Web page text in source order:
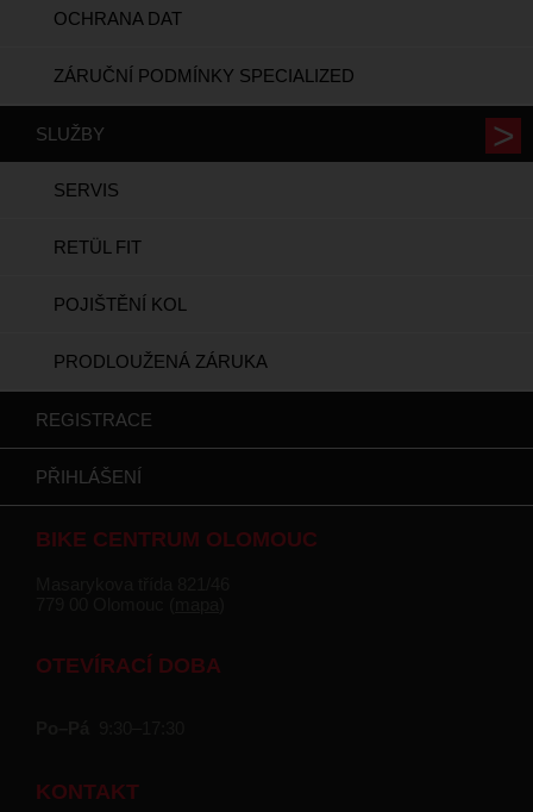
OCHRANA DAT
ZÁRUČNÍ PODMÍNKY SPECIALIZED
SLUŽBY
SERVIS
RETÜL FIT
POJIŠTĚNÍ KOL
PRODLOUŽENÁ ZÁRUKA
REGISTRACE
PŘIHLÁŠENÍ
BIKE CENTRUM OLOMOUC
OTEVÍRACÍ DOBA
KONTAKT